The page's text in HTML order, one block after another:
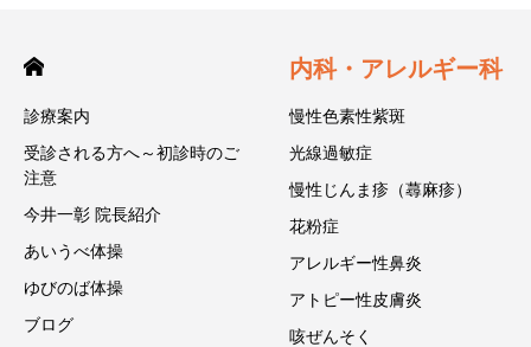
診療案内
受診される方へ～初診時のご
注意
今井一彰 院長紹介
あいうべ体操
ゆびのば体操
ブログ
内科・アレルギー科
慢性色素性紫斑
光線過敏症
慢性じんま疹（蕁麻疹）
花粉症
アレルギー性鼻炎
アトピー性皮膚炎
咳ぜんそく